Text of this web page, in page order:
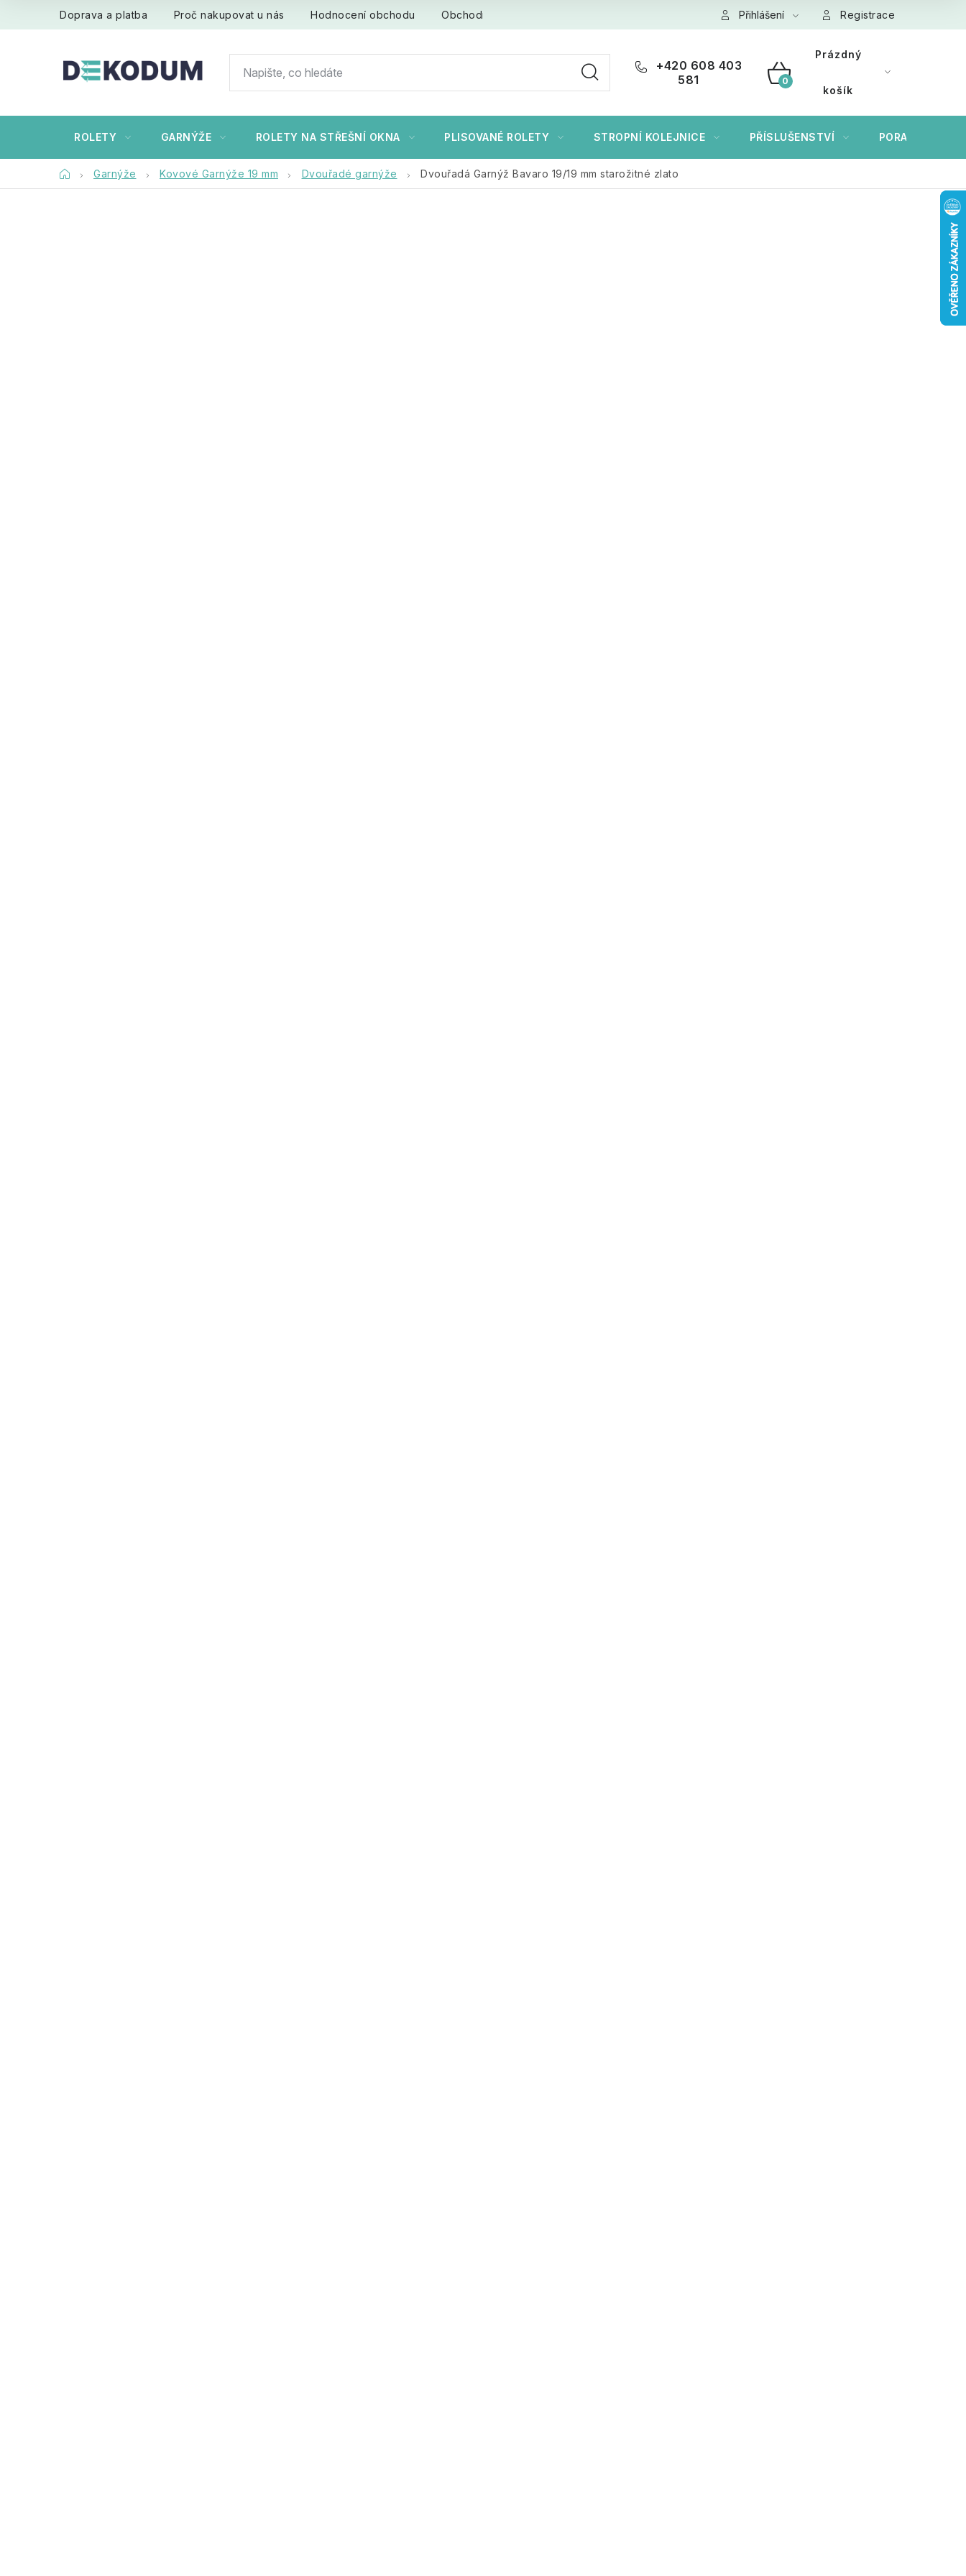
Doprava a platba Proč nakupovat u nás Hodnocení obchodu Obchodní podmínky Ochrana osobních údajů GDPR Cookies
Přihlášení Registrace
+420 608 403
581
NÁKUPNÍ
Prázdný
košík
ROLETY GARNÝŽE ROLETY NA STŘEŠNÍ OKNA PLISOVANÉ ROLETY STROPNÍ KOLEJNICE PŘÍSLUŠENSTVÍ PORADÍME VÁM
DomůGarnýže Kovové Garnýže 19 mm Dvouřadé garnýže Dvouřadá Garnýž Bavaro 19/19 mm starožitné zlato